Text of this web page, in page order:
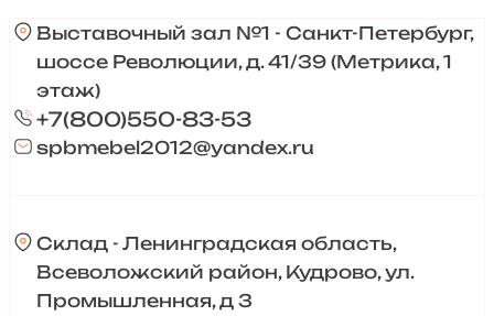
Выставочный зал №1 - Санкт-Петербург,
шоссе Революции, д. 41/39 (Метрика, 1
этаж)
+7(800)550-83-53
spbmebel2012@yandex.ru
Склад - Ленинградская область,
Всеволожский район, Кудрово, ул.
Промышленная, д 3